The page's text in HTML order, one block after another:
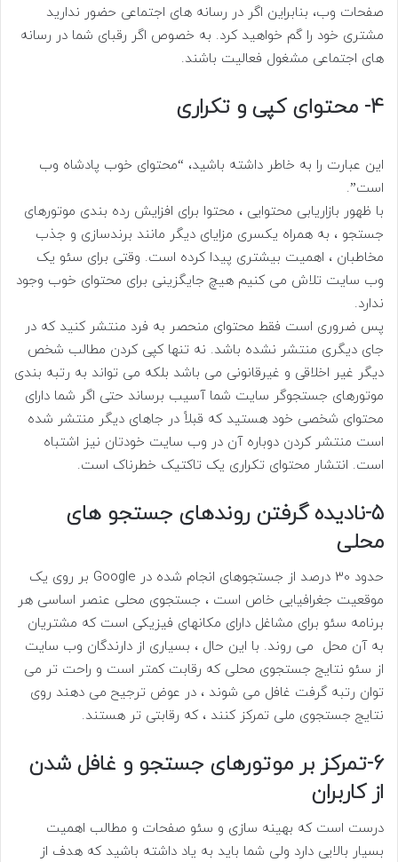
صفحات وب، بنابراین اگر در رسانه های اجتماعی حضور ندارید
مشتری خود را گم خواهید کرد. به خصوص اگر رقبای شما در رسانه
های اجتماعی مشغول فعالیت باشند.
4- محتوای کپی و تکراری
این عبارت را به خاطر داشته باشید، “محتوای خوب پادشاه وب
است”.
با ظهور بازاریابی محتوایی ، محتوا برای افزایش رده بندی موتورهای
جستجو ، به همراه یکسری مزایای دیگر مانند برندسازی و جذب
مخاطبان ، اهمیت بیشتری پیدا کرده است. وقتی برای سئو یک
وب سایت تلاش می کنیم هیچ جایگزینی برای محتوای خوب وجود
ندارد.
پس ضروری است فقط محتوای منحصر به فرد منتشر کنید که در
جای دیگری منتشر نشده باشد. نه تنها کپی کردن مطالب شخص
دیگر غیر اخلاقی و غیرقانونی می باشد بلکه می تواند به رتبه بندی
موتورهای جستجوگر سایت شما آسیب برساند حتی اگر شما دارای
محتوای شخصی خود هستید که قبلاً در جاهای دیگر منتشر شده
است منتشر کردن دوباره آن در وب سایت خودتان نیز اشتباه
است. انتشار محتوای تکراری یک تاکتیک خطرناک است.
5-نادیده گرفتن روندهای جستجو های
محلی
حدود 30 درصد از جستجوهای انجام شده در Google بر روی یک
موقعیت جغرافیایی خاص است ، جستجوی محلی عنصر اساسی هر
برنامه سئو برای مشاغل دارای مکانهای فیزیکی است که مشتریان
به آن محل می روند. با این حال ، بسیاری از دارندگان وب سایت
از سئو نتایج جستجوی محلی که رقابت کمتر است و راحت تر می
توان رتبه گرفت غافل می شوند ، در عوض ترجیح می دهند روی
نتایج جستجوی ملی تمرکز کنند ، که رقابتی تر هستند.
6-تمرکز بر موتورهای جستجو و غافل شدن
از کاربران
درست است که بهینه سازی و سئو صفحات و مطالب اهمیت
بسیار بالایی دارد ولی شما باید به یاد داشته باشید که هدف از